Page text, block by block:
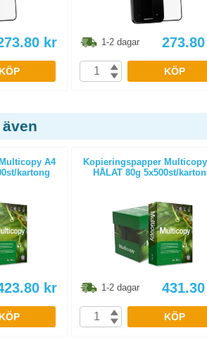
kr
KÖP
1-2 dagar 273.80
KÖP
A4
kartong
kr
KÖP
Kopieringspapper
HÅLAT 80g 5x500st/
1-2 dagar 431.30
KÖP